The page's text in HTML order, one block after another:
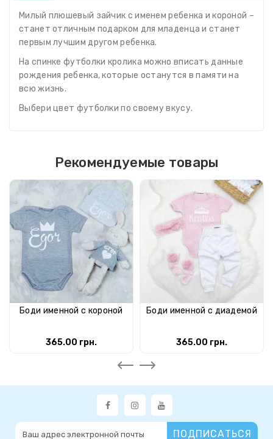
Милый плюшевый зайчик с именем ребенка и короной –
станет отличным подарком для младенца и станет
первым лучшим другом ребенка.
На спинке футболки кролика можно вписать данные
рождения ребенка, которые останутся в памяти на
всю жизнь.
Выбери цвет футболки по своему вкусу.
Рекомендуемые товары
Боди именной с короной
365.00 грн.
Боди именной с диадемой
365.00 грн.
ПОДПИСАТЬСЯ